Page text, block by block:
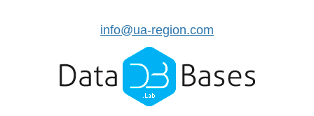
info@ua-region.com